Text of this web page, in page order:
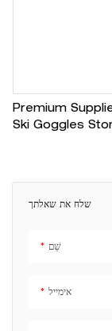
שלח את שאלתך
שֵׁם
אימייל
Premium
Ski Goggles